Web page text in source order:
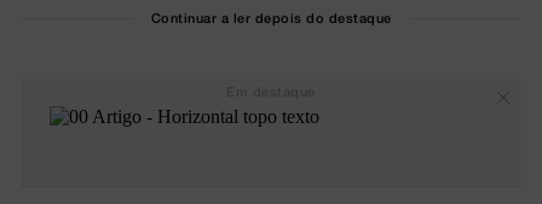
Continuar a ler depois do destaque